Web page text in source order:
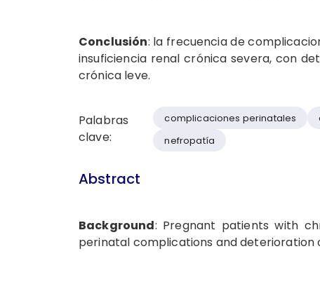
Conclusión: la frecuencia de
insuficiencia renal crónica severa, con
crónica leve.
Palabras
clave:
complicaciones perinatales
nefropatía
Abstract
Background: Pregnant patients with
perinatal complications and deterioration